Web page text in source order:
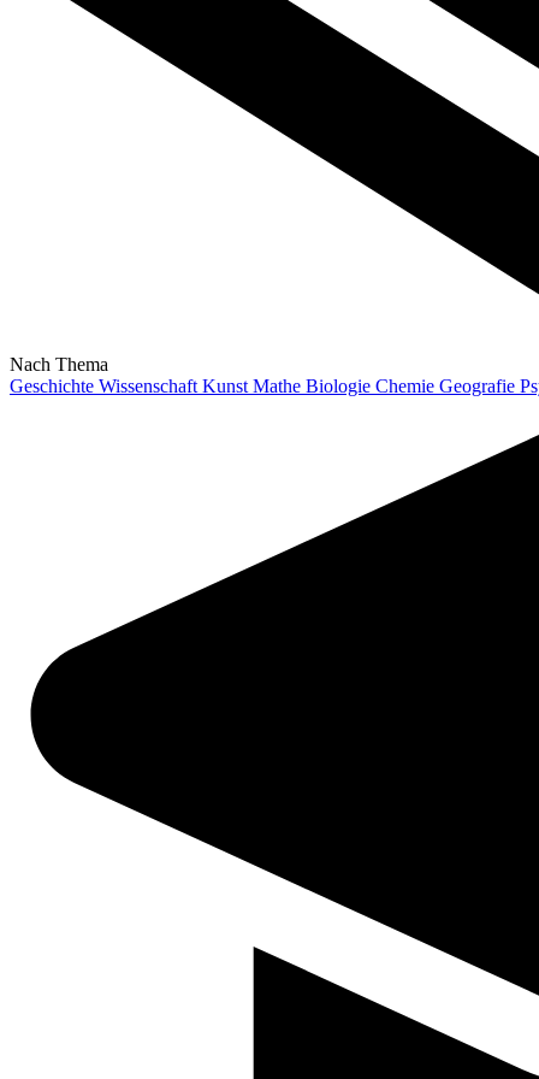
Nach Thema
Geschichte Wissenschaft Kunst Mathe Biologie Chemie Geografie